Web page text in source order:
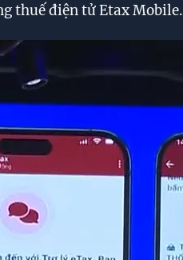
thuế điện tử Etax Mobile.